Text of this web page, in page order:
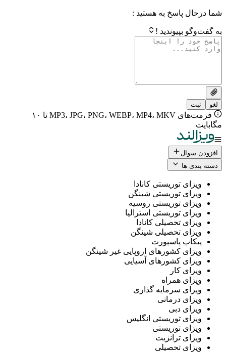
پاسخ به هستید :
!
فرمت‌های MP3، JPG، PNG، WEBP، MP4، MKV تا ۱۰
ها
توریستی کانادا
توریستی شینگن
توریستی روسیه
توریستی استرالیا
تحصیلی کانادا
تحصیلی شینگن
پاسپورت
کشورهای اروپایی غیر شینگن
کشورهای آسیایی
کار
همراه
سرمایه گذاری
درمانی
دبی
توریستی انگلیس
توریستی
ترانزیت
تحصیلی